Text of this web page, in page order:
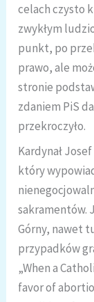
celach czysto
zwykłym
punkt, po
prawo, ale
stronie
zdaniem PiS
przekroczyło.
Kardynał
który
sakramentów.
Górny, nawet
przypadków
„When a
favor of